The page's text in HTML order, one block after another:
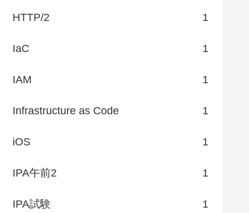
HTTP/2 1
IaC 1
IAM 1
Infrastructure as Code 1
iOS 1
IPA午前2 1
IPA試験 1